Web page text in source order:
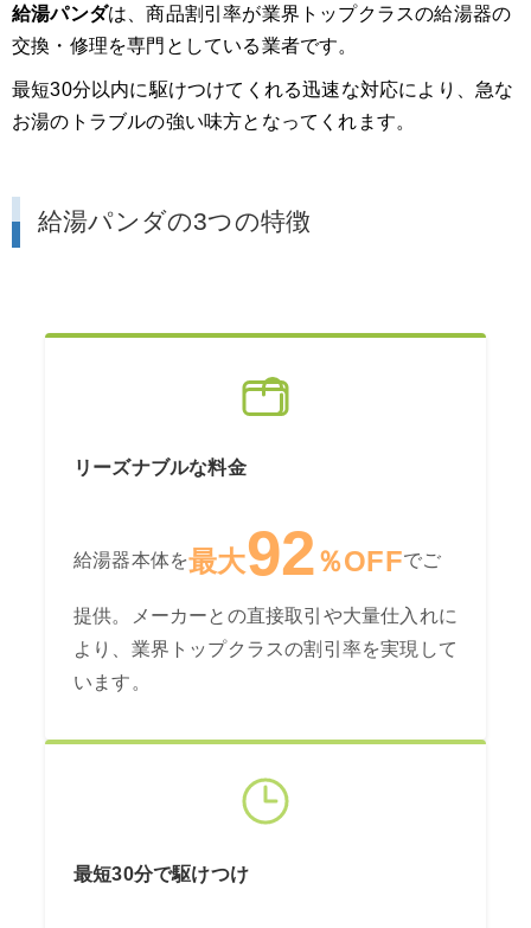
給湯パンダは、商品割引率が業界トップクラスの給湯器の
交換・修理を専門としている業者です。
最短30分以内に駆けつけてくれる迅速な対応により、急な
お湯のトラブルの強い味方となってくれます。
給湯パンダの3つの特徴
リーズナブルな料金
給湯器本体を最大92％OFFでご
提供。メーカーとの直接取引や大量仕入れに
より、業界トップクラスの割引率を実現して
います。
最短30分で駆けつけ